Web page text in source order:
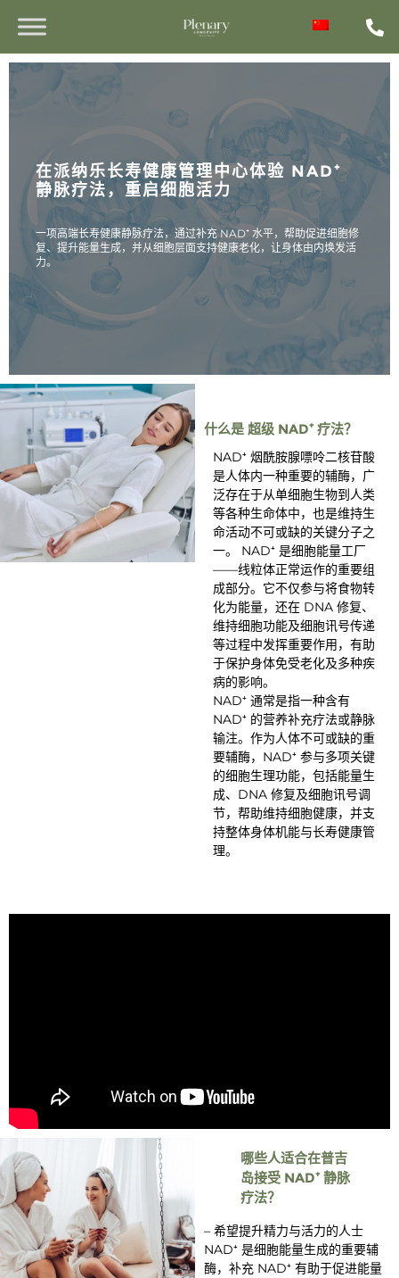
在派纳乐长寿健康管理中心体验 NAD⁺
静脉疗法，重启细胞活力
一项高端长寿健康静脉疗法，通过补充 NAD⁺ 水平，帮助促进细胞修
复、提升能量生成，并从细胞层面支持健康老化，让身体由内焕发活
力。
什么是 超级 NAD⁺ 疗法？
NAD⁺ 烟酰胺腺嘌呤二核苷酸
是人体内一种重要的辅酶，广
泛存在于从单细胞生物到人类
等各种生命体中，也是维持生
命活动不可或缺的关键分子之
一。 NAD⁺ 是细胞能量工厂
——线粒体正常运作的重要组
成部分。它不仅参与将食物转
化为能量，还在 DNA 修复、
维持细胞功能及细胞讯号传递
等过程中发挥重要作用，有助
于保护身体免受老化及多种疾
病的影响。
NAD⁺ 通常是指一种含有
NAD⁺ 的营养补充疗法或静脉
输注。作为人体不可或缺的重
要辅酶，NAD⁺ 参与多项关键
的细胞生理功能，包括能量生
成、DNA 修复及细胞讯号调
节，帮助维持细胞健康，并支
持整体身体机能与长寿健康管
理。
哪些人适合在普吉
岛接受 NAD⁺ 静脉
疗法？
– 希望提升精力与活力的人士
NAD⁺ 是细胞能量生成的重要辅
酶，补充 NAD⁺ 有助于促进能量